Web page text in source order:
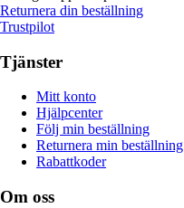
Returnera din beställning
Trustpilot
Tjänster
Mitt konto
Hjälpcenter
Följ min beställning
Returnera min beställning
Rabattkoder
Om oss